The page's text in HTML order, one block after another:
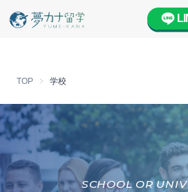
TOP 学校
SCHOOL OR